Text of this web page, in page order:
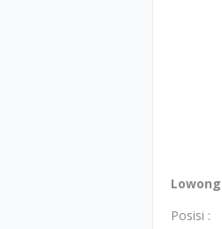
Posisi :